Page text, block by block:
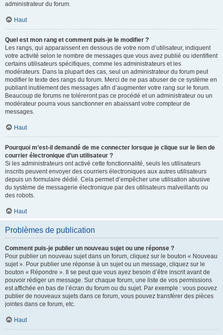
administrateur du forum.
Haut
Quel est mon rang et comment puis-je le modifier ?
Les rangs, qui apparaissent en dessous de votre nom d’utilisateur, indiquent
votre activité selon le nombre de messages que vous avez publié ou identifient
certains utilisateurs spécifiques, comme les administrateurs et les
modérateurs. Dans la plupart des cas, seul un administrateur du forum peut
modifier le texte des rangs du forum. Merci de ne pas abuser de ce système en
publiant inutilement des messages afin d’augmenter votre rang sur le forum.
Beaucoup de forums ne toléreront pas ce procédé et un administrateur ou un
modérateur pourra vous sanctionner en abaissant votre compteur de
messages.
Haut
Pourquoi m’est-il demandé de me connecter lorsque je clique sur le lien de
courrier électronique d’un utilisateur ?
Si les administrateurs ont activé cette fonctionnalité, seuls les utilisateurs
inscrits peuvent envoyer des courriers électroniques aux autres utilisateurs
depuis un formulaire dédié. Cela permet d’empêcher une utilisation abusive
du système de messagerie électronique par des utilisateurs malveillants ou
des robots.
Haut
Problèmes de publication
Comment puis-je publier un nouveau sujet ou une réponse ?
Pour publier un nouveau sujet dans un forum, cliquez sur le bouton « Nouveau
sujet ». Pour publier une réponse à un sujet ou un message, cliquez sur le
bouton « Répondre ». Il se peut que vous ayez besoin d’être inscrit avant de
pouvoir rédiger un message. Sur chaque forum, une liste de vos permissions
est affichée en bas de l’écran du forum ou du sujet. Par exemple : vous pouvez
publier de nouveaux sujets dans ce forum, vous pouvez transférer des pièces
jointes dans ce forum, etc.
Haut